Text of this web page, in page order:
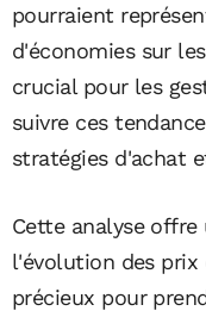
pourraient
d'économies sur
crucial pour les
suivre ces
stratégies d'achat
Cette analyse offre
l'évolution des prix
précieux pour